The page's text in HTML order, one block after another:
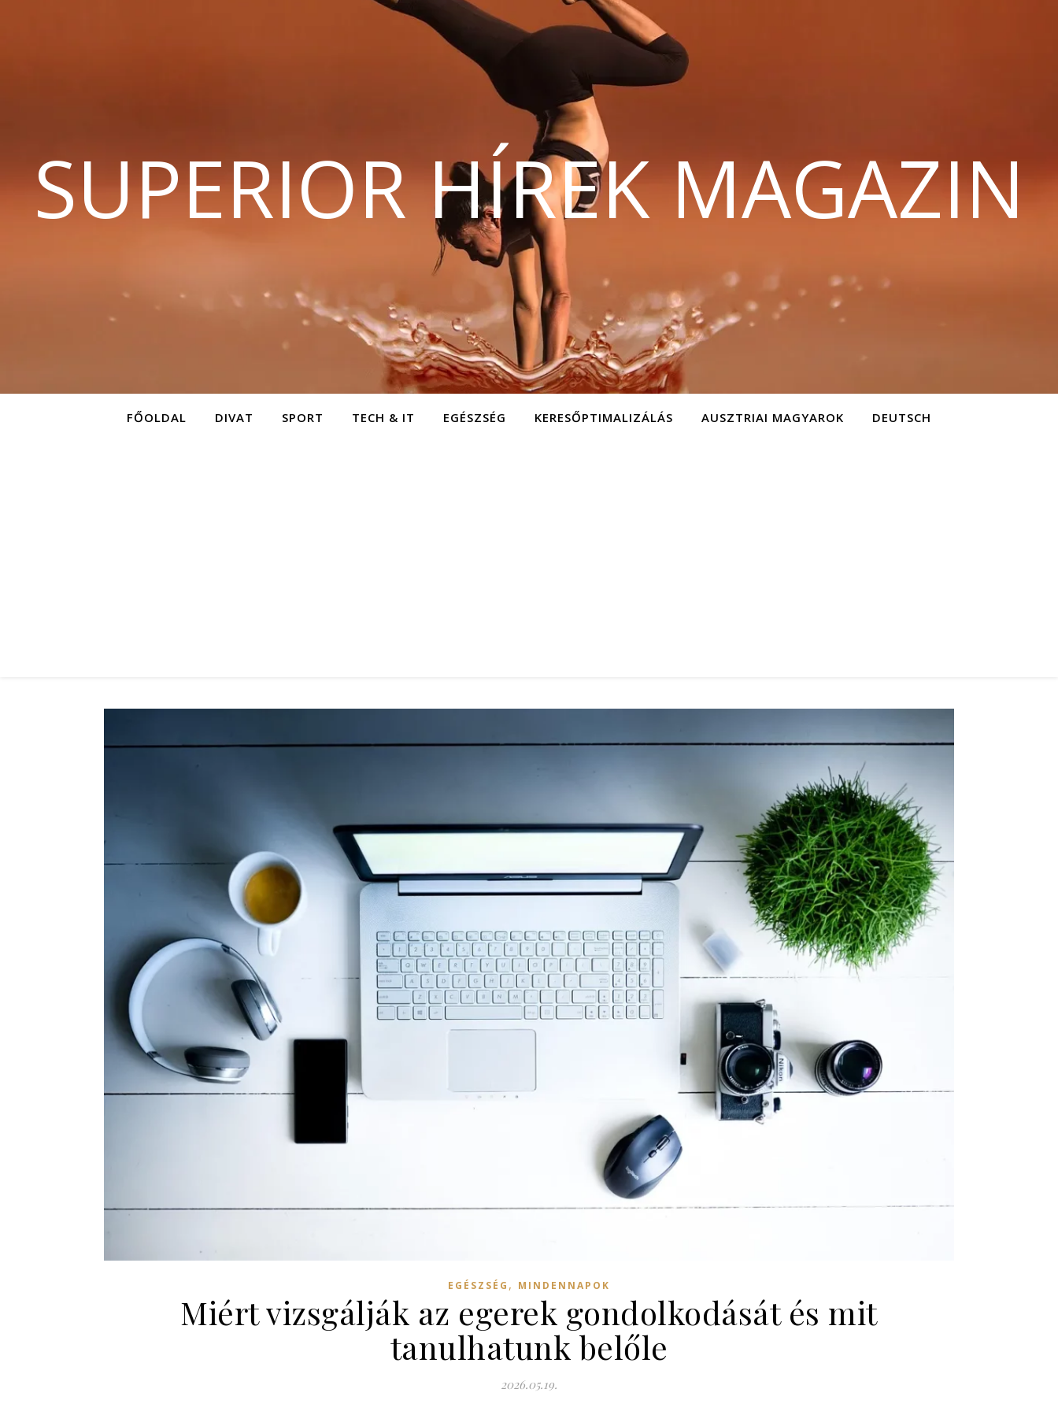
SUPERIOR HÍREK MAGAZIN
FŐOLDAL DIVAT SPORT TECH & IT EGÉSZSÉG KERESŐPTIMALIZÁLÁS AUSZTRIAI MAGYAROK DEUTSCH
EGÉSZSÉG , MINDENNAPOK
Miért vizsgálják az egerek gondolkodását és mit
tanulhatunk belőle
2026.05.19.